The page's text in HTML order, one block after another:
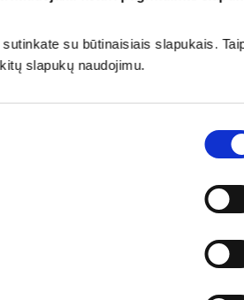
su būtinaisiais slapukais.
slapukų naudojimu.
ženklas turintis ilgametę kokybės ir
bei mokslinių tyrimų medžiagų
jau daugiau kaip 30 metų, suteikė
naują, komfortišką kirpimo procesą.
darbui namuose, tiek ir lauke galima
gaminiai užtikrina, kad darbus
būdo prekės ženklą ir užtikrinti
mūsų gyvenimo kokybei. Fiskars